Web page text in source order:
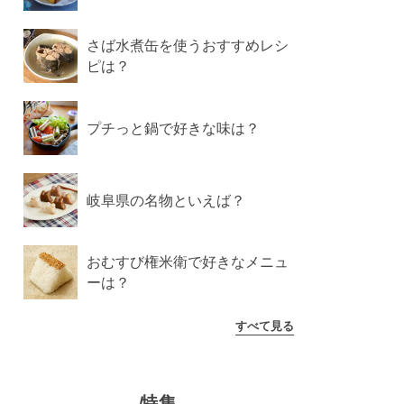
さば水煮缶を使うおすすめレシ
ピは？
プチっと鍋で好きな味は？
岐阜県の名物といえば？
おむすび権米衛で好きなメニュ
ーは？
すべて見る